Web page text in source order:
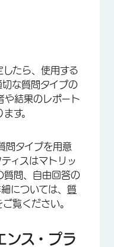
たら、使用する
な質問タイプの
や結果のレポート
す。
タイプを用意
ィスはマトリッ
質問、自由回答の
については、 質
覧ください。
ンス・プラ